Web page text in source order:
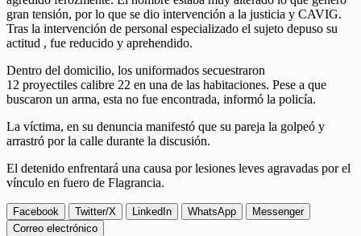
gran tensión, por lo que se dio intervención a la justicia y CAVIG.
Tras la intervención de personal especializado el sujeto depuso su
actitud , fue reducido y aprehendido.
Dentro del domicilio, los uniformados secuestraron
12 proyectiles calibre 22 en una de las habitaciones. Pese a que
buscaron un arma, esta no fue encontrada, informó la policía.
La víctima, en su denuncia manifestó que su pareja la golpeó y
arrastró por la calle durante la discusión.
El detenido enfrentará una causa por lesiones leves agravadas por el
vínculo en fuero de Flagrancia.
Facebook Twitter/X LinkedIn WhatsApp
Messenger
Correo electrónico